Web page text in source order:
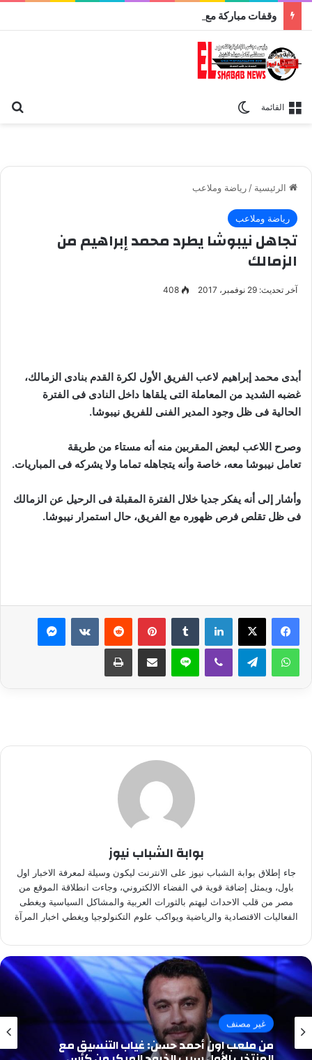
القائمة
الرئيسية / رياضة وملاعب
رياضة وملاعب
تجاهل نيبوشا يطرد محمد إبراهيم من
الزمالك
آخر تحديث: 29 نوفمبر، 2017 408
أبدى محمد إبراهيم لاعب الفريق الأول لكرة القدم بنادى الزمالك،
غضبه الشديد من المعاملة التى يلقاها داخل النادى فى الفترة
الحالية فى ظل وجود المدير الفنى للفريق نيبوشا.
وصرح اللاعب لبعض المقربين منه أنه مستاء من طريقة
تعامل نيبوشا معه، خاصة وأنه يتجاهله تماما ولا يشركه فى المباريات.
وأشار إلى أنه يفكر جديا خلال الفترة المقبلة فى الرحيل عن الزمالك
فى ظل تقلص فرص ظهوره مع الفريق، حال استمرار نيبوشا.
لينكدإن بينتيريست ماسنجر
واتساب تيلقرام ڤايبر لاين مشاركة عبر البريد طباعة
بوابة الشباب نيوز
جاء إطلاق بوابة الشباب نيوز على الانترنت ليكون وسيلة لمعرفة الاخبار اول
باول، ويمثل إضافة قوية في الفضاء الالكتروني، وجاءت انطلاقة الموقع من
مصر من قلب الاحداث ليهتم بالثورات العربية والمشاكل السياسية ويغطى
الفعاليات الاقتصادية والرياضية ويواكب علوم التكنولوجيا ويغطي اخبار المرآة
غير مصنف
من ملعب اون أحمد حسن: غياب التنسيق مع